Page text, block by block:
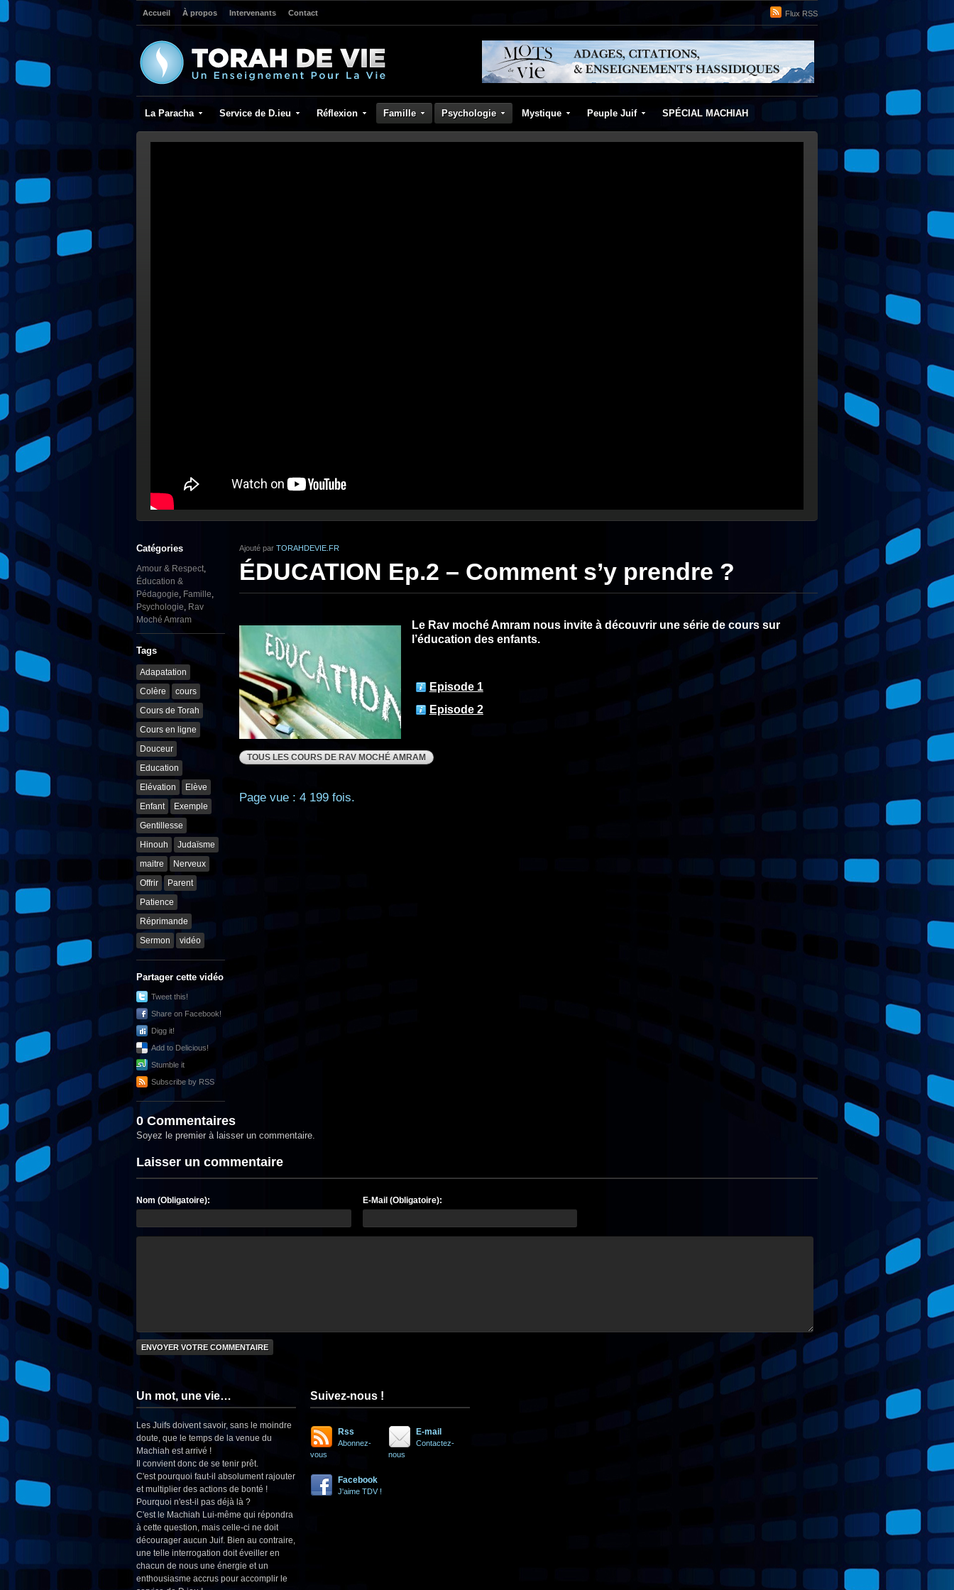
Flux RSS
Accueil À propos Intervenants Contact
La Paracha Service de D.ieu Réflexion Famille Psychologie Mystique Peuple Juif SPÉCIAL MACHIAH
Catégories
Amour & Respect,
Éducation &
Pédagogie, Famille,
Psychologie, Rav
Moché Amram
Tags
Adapatation
Colère
cours
Cours de Torah
Cours en ligne
Douceur
Education
Elévation
Elève
Enfant
Exemple
Gentillesse
Hinouh
Judaïsme
maitre
Nerveux
Offrir
Parent
Patience
Réprimande
Sermon
vidéo
Partager cette vidéo
Tweet this!
Share on Facebook!
Digg it!
Add to Delicious!
Stumble it
Subscribe by RSS
Ajouté par TORAHDEVIE.FR
ÉDUCATION Ep.2 – Comment s’y prendre ?
Le Rav moché Amram nous invite à découvrir une série de cours sur
l’éducation des enfants.
Episode 1
Episode 2
TOUS LES COURS DE RAV MOCHÉ AMRAM
Page vue : 4 199 fois.
0 Commentaires
Soyez le premier à laisser un commentaire.
Laisser un commentaire
Nom (Obligatoire): E-Mail (Obligatoire):
Un mot, une vie…
Les Juifs doivent savoir, sans le moindre
doute, que le temps de la venue du
Machiah est arrivé !
Il convient donc de se tenir prêt.
C'est pourquoi faut-il absolument rajouter
et multiplier des actions de bonté !
Pourquoi n'est-il pas déjà là ?
C'est le Machiah Lui-même qui répondra
à cette question, mais celle-ci ne doit
décourager aucun Juif. Bien au contraire,
une telle interrogation doit éveiller en
chacun de nous une énergie et un
enthousiasme accrus pour accomplir le
Suivez-nous !
Rss
Abonnez-
vous
E-mail
Contactez-
nous
Facebook
J'aime TDV !